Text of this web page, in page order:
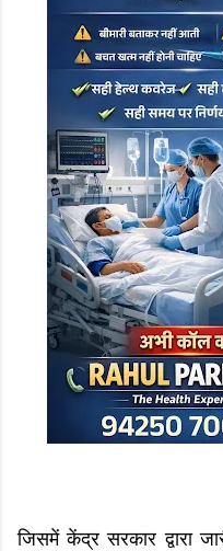
जिसमें केंद्र सरकार द्वारा